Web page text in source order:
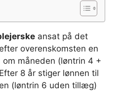
ansat på det
overenskomsten en
om måneden (løntrin 4 +
8 år stiger lønnen til
(løntrin 6 uden tillæg)